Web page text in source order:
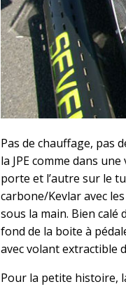
Pas de chauffage, pas
la JPE comme dans
porte et l’autre sur le
carbone/Kevlar avec
sous la main. Bien
fond de la boite à
avec volant extractible
Pour la petite histoire,